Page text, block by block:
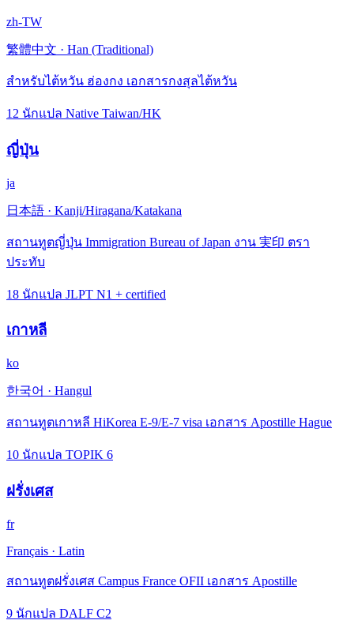
zh-TW
繁體中文 · Han (Traditional)
สำหรับไต้หวัน ฮ่องกง เอกสารกงสุลไต้หวัน
12 นักแปล Native Taiwan/HK
ญี่ปุ่น
ja
日本語 · Kanji/Hiragana/Katakana
สถานทูตญี่ปุ่น Immigration Bureau of Japan งาน 実印 ตรา
ประทับ
18 นักแปล JLPT N1 + certified
เกาหลี
ko
한국어 · Hangul
สถานทูตเกาหลี HiKorea E-9/E-7 visa เอกสาร Apostille Hague
10 นักแปล TOPIK 6
ฝรั่งเศส
fr
Français · Latin
สถานทูตฝรั่งเศส Campus France OFII เอกสาร Apostille
9 นักแปล DALF C2